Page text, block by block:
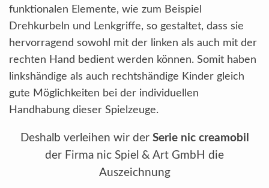
funktionalen Elemente, wie zum Beispiel
Drehkurbeln und Lenkgriffe, so gestaltet, dass sie
hervorragend sowohl mit der linken als auch mit der
rechten Hand bedient werden können. Somit haben
linkshändige als auch rechtshändige Kinder gleich
gute Möglichkeiten bei der individuellen
Handhabung dieser Spielzeuge.
Deshalb verleihen wir der Serie nic creamobil
der Firma nic Spiel & Art GmbH die
Auszeichnung